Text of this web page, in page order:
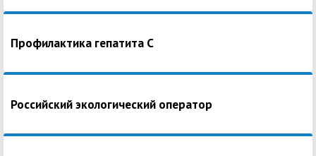
Профилактика гепатита С
Российский экологический оператор